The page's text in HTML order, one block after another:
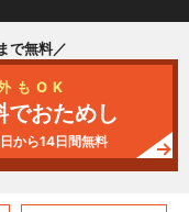
まで無料／
もOK
でおためし
から14日間無料